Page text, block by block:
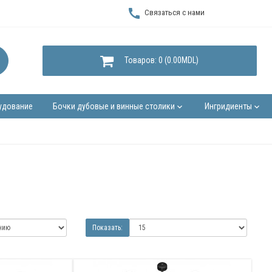
call Связаться с нами
Товаров: 0 (0.00MDL)
Бочки дубовые и винные столики keyboard_arrow_down Ингридиенты keyboard_arrow_down
Показать: